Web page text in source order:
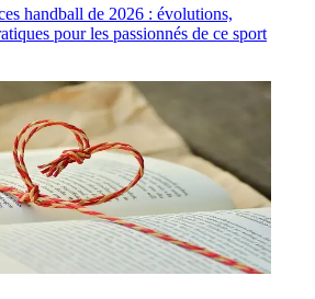
handball de 2026 : évolutions,
pour les passionnés de ce sport